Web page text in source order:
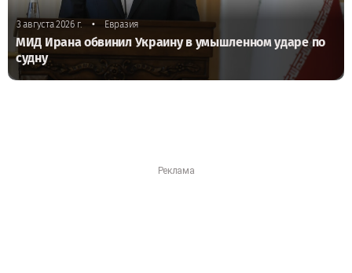
3 августа 2026 г. • Евразия
МИД Ирана обвинил Украину в умышленном ударе по
судну